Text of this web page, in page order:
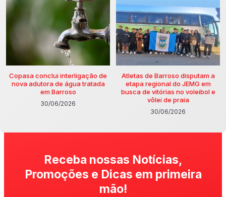
Copasa conclui interligação de
nova adutora de água tratada
em Barroso
30/06/2026
Atletas de Barroso disputam a
etapa regional do JEMG em
busca de vitórias no voleibol e
vôlei de praia
30/06/2026
Receba nossas Notícias,
Promoções e Dicas em primeira
mão!